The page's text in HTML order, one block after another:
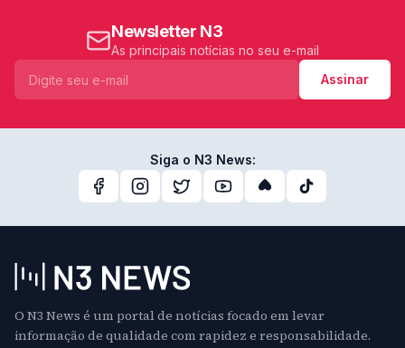
Newsletter N3
As principais notícias no seu e-mail
Assinar
Siga o N3 News:
O N3 News é um portal de notícias focado em levar
informação de qualidade com rapidez e responsabilidade.